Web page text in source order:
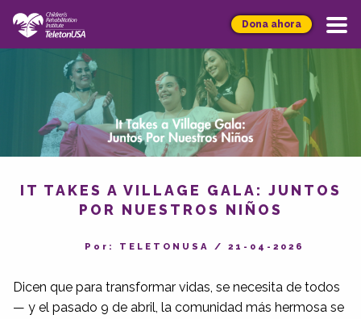
Dona ahora
IT TAKES A VILLAGE GALA: JUNTOS
POR NUESTROS NIÑOS
Por: TELETONUSA / 21-04-2026
Dicen que para transformar vidas, se necesita de todos
— y el pasado 9 de abril, la comunidad más hermosa se